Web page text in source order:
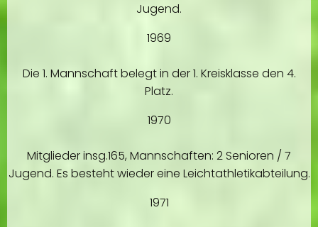
Jugend.
1969
Die 1. Mannschaft belegt in der 1. Kreisklasse den 4.
Platz.
1970
Mitglieder insg.165, Mannschaften: 2 Senioren / 7
Jugend. Es besteht wieder eine Leichtathletikabteilung.
1971